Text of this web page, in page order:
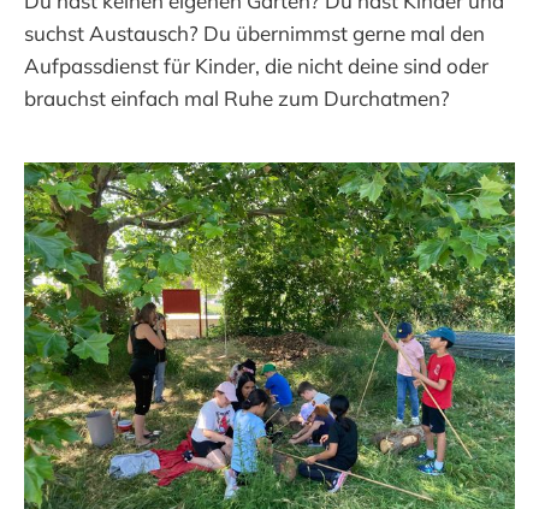
suchst Austausch? Du übernimmst gerne mal den
Aufpassdienst für Kinder, die nicht deine sind oder
brauchst einfach mal Ruhe zum Durchatmen?